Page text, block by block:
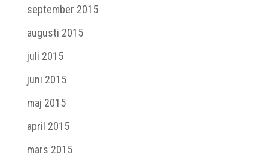
september 2015
augusti 2015
juli 2015
juni 2015
maj 2015
april 2015
mars 2015